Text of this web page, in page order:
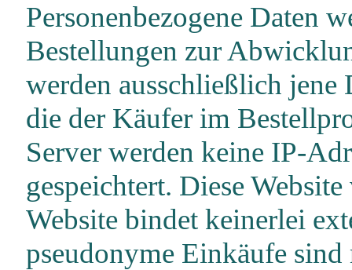
Personenbezogene Daten
Bestellungen zur
werden ausschließlich jene
die der Käufer im
Server werden keine IP-
gespeichtert. Diese
Website bindet keinerlei
pseudonyme Einkäufe